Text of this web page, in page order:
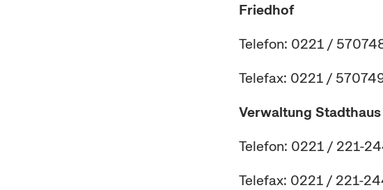
Friedhof
Telefon: 0221 /
Telefax: 0221 /
Verwaltung
Telefon: 0221 / 221-
Telefax: 0221 / 221-